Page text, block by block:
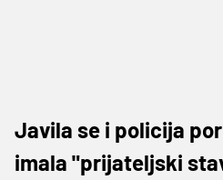
Javila se i policija
imala "prijateljski